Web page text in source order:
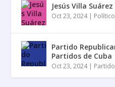
Jesús Villa
Oct 23, 2024|
Partido
Partidos de Cuba
Oct 23, 2024|